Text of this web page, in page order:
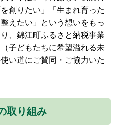
創りたい」「生まれ育った
えたい」という想いをもっ
、錦江町ふるさと納税事業
子どもたちに希望溢れる未
い道にご賛同・ご協力いた
取り組み